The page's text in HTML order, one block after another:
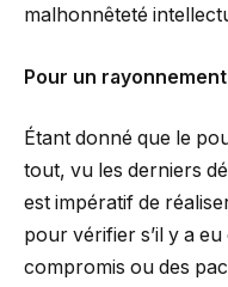
malhonnêteté
Pour un
Étant donné que le
tout, vu les derniers
est impératif de
pour vérifier s’il y a
compromis ou des